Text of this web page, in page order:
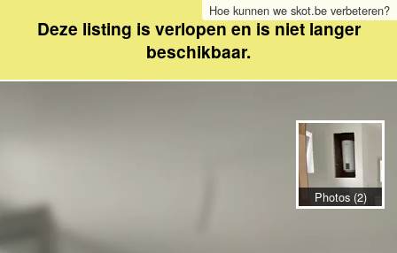
Hoe kunnen we skot.be verbeteren?
Deze listing is verlopen en is niet langer
beschikbaar.